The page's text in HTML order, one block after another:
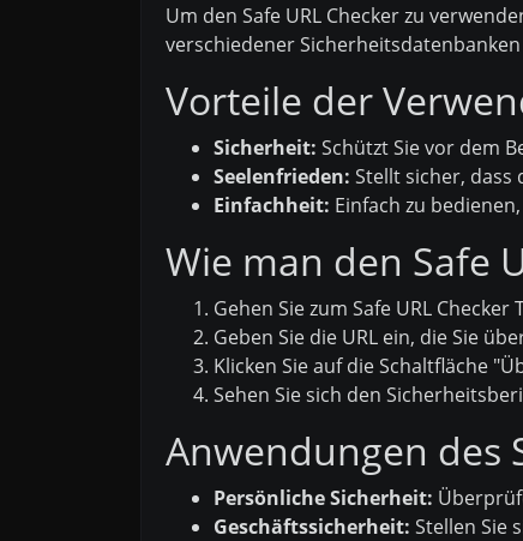
Um den Safe URL Checker zu
verschiedener
Vorteile der
Sicherheit: Schützt Sie vor dem
Seelenfrieden: Stellt sicher, dass
Einfachheit: Einfach zu
Wie man den Safe
Gehen Sie zum Safe URL Checker
Geben Sie die URL ein, die Sie
Klicken Sie auf die Schaltfläche
Sehen Sie sich den
Anwendungen des
Persönliche Sicherheit:
Geschäftssicherheit: Stellen Sie